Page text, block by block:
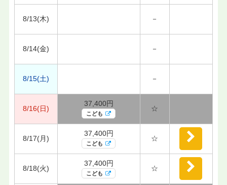
8/13(木) －
8/14(金) －
8/15(土) －
8/16(日)
37,400円
こども
☆
8/17(月)
37,400円
こども
☆
8/18(火)
37,400円
こども
☆